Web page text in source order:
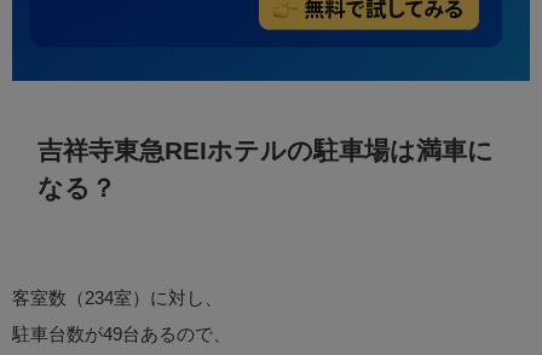
吉祥寺東急REIホテルの駐車場は満車に
なる？
客室数（234室）に対し、
駐車台数が49台あるので、